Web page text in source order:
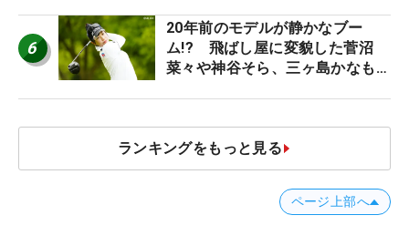
6
20年前のモデルが静かなブー
ム!? 飛ばし屋に変貌した菅沼
菜々や神谷そら、三ヶ島かなも使
ランキングをもっと見る
ページ上部へ